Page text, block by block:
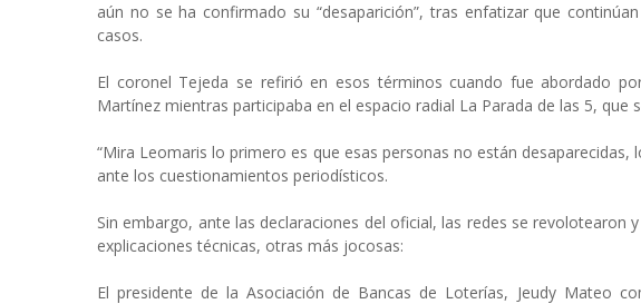
aún no se ha confirmado su “desaparición”, tras enfatizar que
casos.
El coronel Tejeda se refirió en esos términos cuando fue abordado
Martínez mientras participaba en el espacio radial La Parada de las 5, que
“Mira Leomaris lo primero es que esas personas no están desaparecidas,
ante los cuestionamientos periodísticos.
Sin embargo, ante las declaraciones del oficial, las redes se revolotearon
explicaciones técnicas, otras más jocosas:
El presidente de la Asociación de Bancas de Loterías, Jeudy Mateo